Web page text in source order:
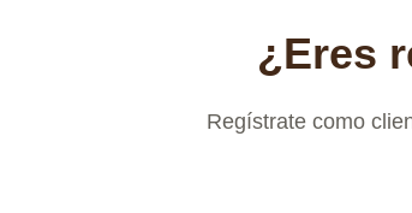
¿Eres
Regístrate como